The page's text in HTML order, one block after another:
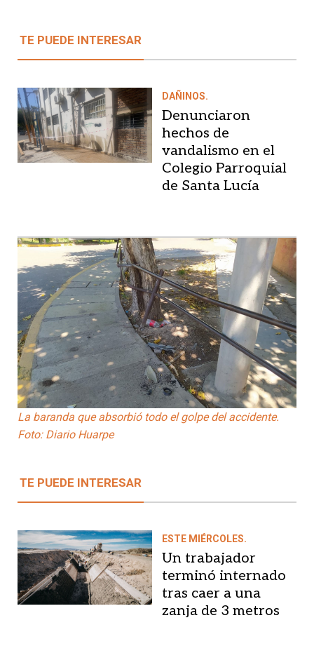
TE PUEDE INTERESAR
DAÑINOS.
Denunciaron
hechos de
vandalismo en el
Colegio Parroquial
de Santa Lucía
La baranda que absorbió todo el golpe del accidente.
Foto: Diario Huarpe
TE PUEDE INTERESAR
ESTE MIÉRCOLES.
Un trabajador
terminó internado
tras caer a una
zanja de 3 metros